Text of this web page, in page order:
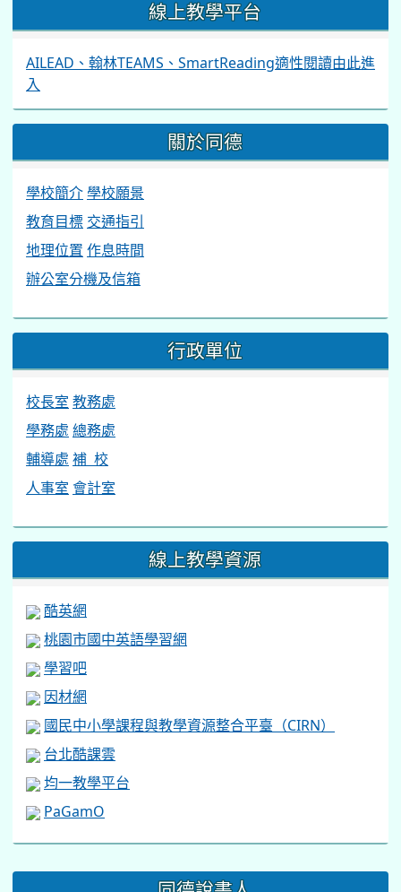
線上教學平台
AILEAD、翰林TEAMS、SmartReading適性閱讀由此進
入
關於同德
學校簡介學校願景
教育目標 交通指引
地理位置 作息時間
辦公室分機及信箱
行政單位
校長室 教務處
學務處 總務處
輔導處 補 校
人事室 會計室
線上教學資源
酷英網
桃園市國中英語學習網
學習吧
因材網
國民中小學課程與教學資源整合平臺（CIRN）
台北酷課雲
均一教學平台
PaGamO
:::